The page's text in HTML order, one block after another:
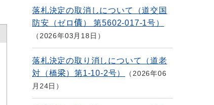
落札決定の取消しについて（道交国
防安（ゼロ債） 第5602-017-1号）
2026年03月18日
落札決定の取り消しについて（道老
対（橋梁）第1-10-2号）
2026年06
月24日